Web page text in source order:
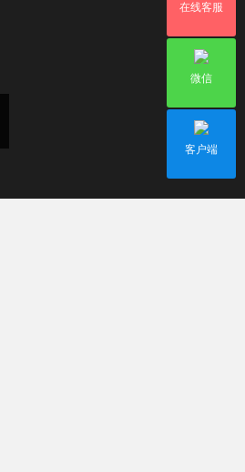
在线客服
微信
客户端